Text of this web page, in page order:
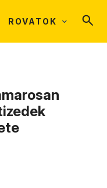
ROVATOK